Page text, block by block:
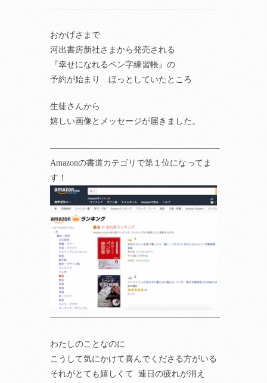
おかげさまで
河出書房新社さまから発売される
『幸せになれるペン字練習帳』の
予約が始まり…ほっとしていたところ
生徒さんから
嬉しい画像とメッセージが届きました。
————————————————————-
Amazonの書道カテゴリで第１位になってま
す！
————————————————————-
わたしのことなのに
こうして気にかけて喜んでくださる方がいる
それがとても嬉しくて 連日の疲れが消え